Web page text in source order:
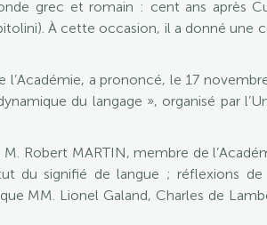
grec et romain : cent ans après
À cette occasion, il a donné
l’Académie, a prononcé, le 17
du langage », organisé par
Robert MARTIN, membre de
du signifié de langue ; réflexions de
MM. Lionel Galand, Charles de